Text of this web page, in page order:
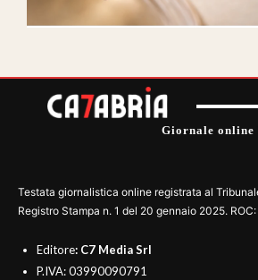
Giornale online
Testata giornalistica online registrata al
Registro Stampa n. 1 del 20 gennaio 2025.
Editore: C7 Media Srl
P.IVA: 03990090791